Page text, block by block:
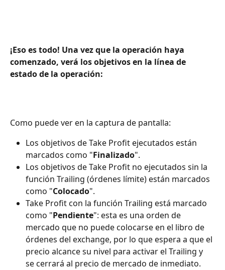
¡Eso es todo! Una vez que la operación haya
comenzado, verá los objetivos en la línea de
estado de la operación:
Como puede ver en la captura de pantalla:
Los objetivos de Take Profit ejecutados están
marcados como "Finalizado".
Los objetivos de Take Profit no ejecutados sin la
función Trailing (órdenes límite) están marcados
como "Colocado".
Take Profit con la función Trailing está marcado
como "Pendiente": esta es una orden de
mercado que no puede colocarse en el libro de
órdenes del exchange, por lo que espera a que el
precio alcance su nivel para activar el Trailing y
se cerrará al precio de mercado de inmediato.